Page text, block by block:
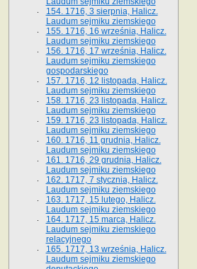
154. 1716, 3 sierpnia, Halicz.
Laudum sejmiku ziemskiego
155. 1716, 16 września, Halicz.
Laudum sejmiku ziemskiego
156. 1716, 17 września, Halicz.
Laudum sejmiku ziemskiego
gospodarskiego
157. 1716, 12 listopada, Halicz.
Laudum sejmiku ziemskiego
158. 1716, 23 listopada, Halicz.
Laudum sejmiku ziemskiego
159. 1716, 23 listopada, Halicz.
Laudum sejmiku ziemskiego
160. 1716, 11 grudnia, Halicz.
Laudum sejmiku ziemskiego
161. 1716, 29 grudnia, Halicz.
Laudum sejmiku ziemskiego
162. 1717, 7 stycznia, Halicz.
Laudum sejmiku ziemskiego
163. 1717, 15 lutego, Halicz.
Laudum sejmiku ziemskiego
164. 1717, 15 marca, Halicz.
Laudum sejmiku ziemskiego
relacyjnego
165. 1717, 13 września, Halicz.
Laudum sejmiku ziemskiego